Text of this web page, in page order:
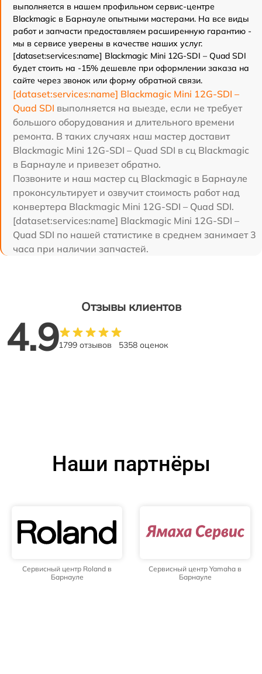
выполняется в нашем профильном сервис-центре
Blackmagic в Барнауле опытными мастерами. На все виды
работ и запчасти предоставляем расширенную гарантию -
мы в сервисе уверены в качестве наших услуг.
[dataset:services:name] Blackmagic Mini 12G-SDI – Quad SDI
будет стоить на -15% дешевле при оформлении заказа на
сайте через звонок или форму обратной связи.
[dataset:services:name] Blackmagic Mini 12G-SDI –
Quad SDI выполняется на выезде, если не требует
большого оборудования и длительного времени
ремонта. В таких случаях наш мастер доставит
Blackmagic Mini 12G-SDI – Quad SDI в сц Blackmagic
в Барнауле и привезет обратно.
Позвоните и наш мастер сц Blackmagic в Барнауле
проконсультирует и озвучит стоимость работ над
конвертера Blackmagic Mini 12G-SDI – Quad SDI.
[dataset:services:name] Blackmagic Mini 12G-SDI –
Quad SDI по нашей статистике в среднем занимает 3
часа при наличии запчастей.
Отзывы клиентов
4.91799 отзывов 5358 оценок
Наши партнёры
Сервисный центр Roland в
Барнауле
Сервисный центр Yamaha в
Барнауле